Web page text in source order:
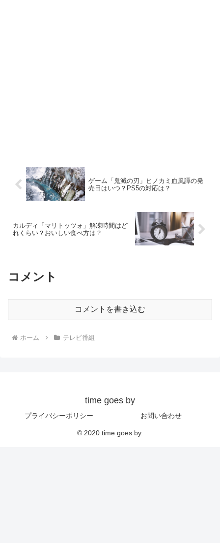
ゲーム「鬼滅の刃」ヒノカミ血風譚の発
売日はいつ？PS5の対応は？
カルディ「マリトッツォ」解凍時間はど
れくらい？おいしい食べ方は？
コメント
コメントを書き込む
ホーム テレビ番組
time goes by
プライバシーポリシー お問い合わせ
© 2020 time goes by.